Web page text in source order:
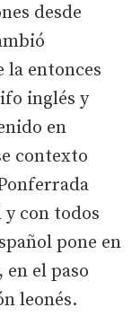
desde
entonces
inglés y
en
contexto
con todos
pone en
el paso
leonés.